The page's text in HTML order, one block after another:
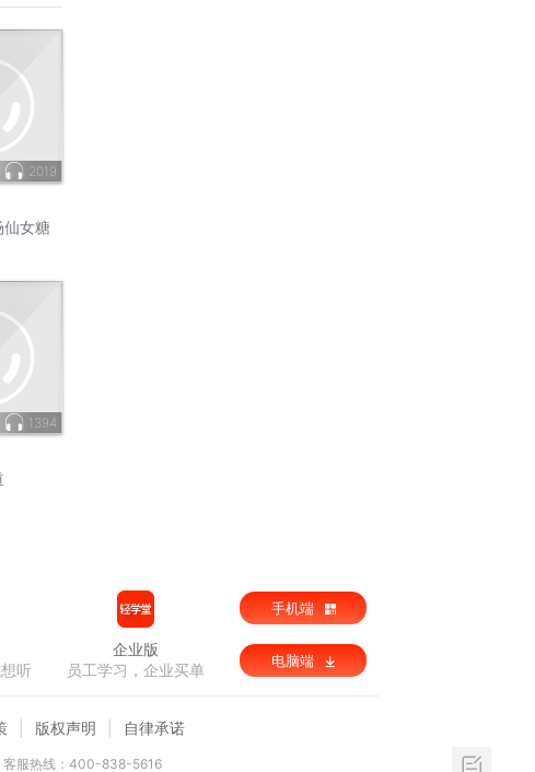
2019
仙女糖
1394
听
企业版
员工学习，企业买单
手机端
电脑端
版权声明 自律承诺
客服热线：400-838-5616